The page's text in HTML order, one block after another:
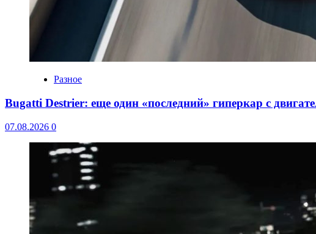
Разное
Bugatti Destrier: еще один «последний» гиперкар с
07.08.2026 0